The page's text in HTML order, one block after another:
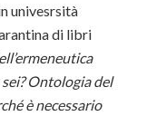
univesrsità
di libri
Ontologia del
è necessario